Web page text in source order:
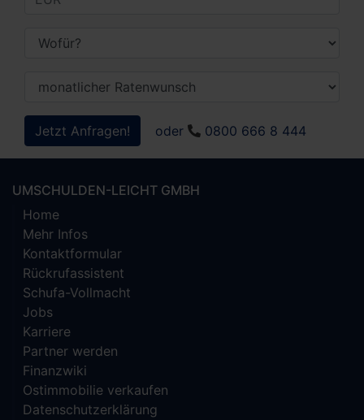
Jetzt Anfragen! oder 0800 666 8 444
UMSCHULDEN-LEICHT GMBH
Home
Mehr Infos
Kontaktformular
Rückrufassistent
Schufa-Vollmacht
Jobs
Karriere
Partner werden
Finanzwiki
Ostimmobilie verkaufen
Datenschutzerklärung